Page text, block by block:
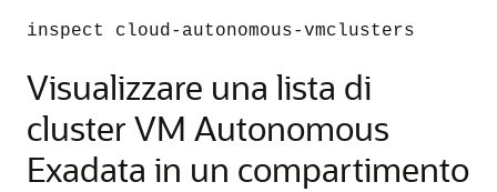
inspect cloud-autonomous-vmclusters
Visualizzare una lista di
cluster VM Autonomous
Exadata in un compartimento